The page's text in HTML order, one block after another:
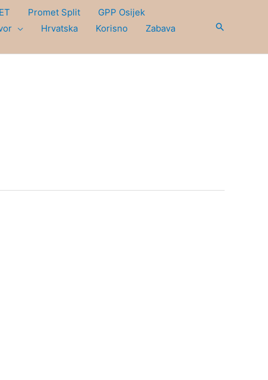
Promet Split
GPP Osijek
Hrvatska Korisno
Zabava
Search